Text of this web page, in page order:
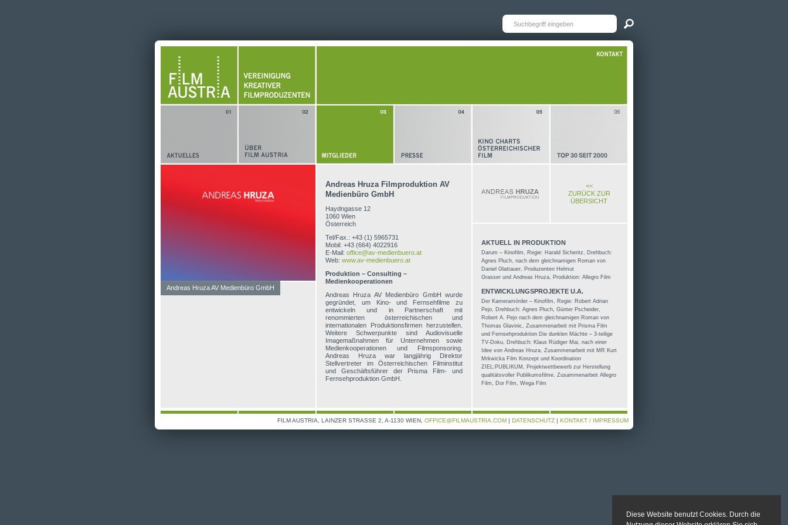
Diese Website benutzt Cookies. Durch die
Andreas Hruza AV Medienbüro GmbH
Andreas Hruza Filmproduktion AV
Medienbüro GmbH
Haydngasse 12
1060 Wien
Österreich
Tel/Fax.: +43 (1) 5965731
Mobil: +43 (664) 4022916
E-Mail: office@av-medienbuero.at
Web: www.av-medienbuero.at
Produktion – Consulting –
Medienkooperationen
Andreas Hruza AV Medienbüro GmbH wurde
gegründet, um Kino- und Fernsehfilme zu
entwickeln und in Partnerschaft mit
renommierten österreichischen und
internationalen Produktionsfirmen herzustellen.
Weitere Schwerpunkte sind Audiovisuelle
Imagemaßnahmen für Unternehmen sowie
Medienkooperationen und Filmsponsoring.
Andreas Hruza war langjährig Direktor
Stellvertreter im Österreichischen Filminstitut
und Geschäftsführer der Prisma Film- und
Fernsehproduktion GmbH.
<<
ZURÜCK ZUR
ÜBERSICHT
AKTUELL IN PRODUKTION
Darum – Kinofilm, Regie: Harald Sicheritz, Drehbuch:
Agnes Pluch, nach dem gleichnamigen Roman von
Daniel Glattauer, Produzenten Helmut
Grasser und Andreas Hruza, Produktion: Allegro Film
ENTWICKLUNGSPROJEKTE U.A.
Der Kameramörder – Kinofilm, Regie: Robert Adrian
Pejo, Drehbuch: Agnes Pluch, Günter Pscheider,
Robert A. Pejo nach dem gleichnamigen Roman von
Thomas Glavinic, Zusammenarbeit mit Prisma Film
und Fernsehproduktion Die dunklen Mächte – 3-teilige
TV-Doku, Drehbuch: Klaus Rüdiger Mai, nach einer
Idee von Andreas Hruza, Zusammenarbeit mit MR Kurt
Mrkwicka Film Konzept und Koordination
ZIEL:PUBLIKUM, Projektwettbewerb zur Herstellung
qualitätsvoller Publikumsfilme, Zusammenarbeit Allegro
Film, Dor Film, Wega Film
KONTAKT / IMPRESSUM
|
DATENSCHUTZ
|
OFFICE@FILMAUSTRIA.COM
FILM AUSTRIA, LAINZER STRASSE 2, A-1130 WIEN,